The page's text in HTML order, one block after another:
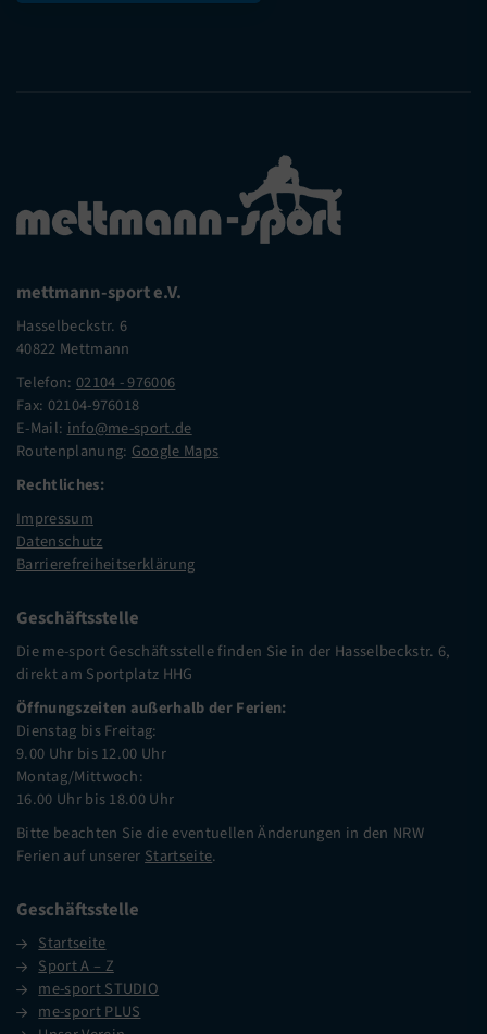
mettmann-sport e.V.
Hasselbeckstr. 6
40822 Mettmann
Telefon: 02104 - 976006
Fax: 02104-976018
E-Mail: info@me-sport.de
Routenplanung: Google Maps
Rechtliches:
Impressum
Datenschutz
Barrierefreiheitserklärung
Geschäftsstelle
Die me-sport Geschäftsstelle finden Sie in der Hasselbeckstr. 6,
direkt am Sportplatz HHG
Öffnungszeiten außerhalb der Ferien:
Dienstag bis Freitag:
9.00 Uhr bis 12.00 Uhr
Montag/Mittwoch:
16.00 Uhr bis 18.00 Uhr
Bitte beachten Sie die eventuellen Änderungen in den NRW
Ferien auf unserer Startseite.
Geschäftsstelle
Startseite
Sport A – Z
me-sport STUDIO
me-sport PLUS